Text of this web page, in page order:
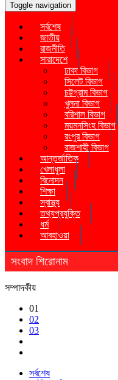
Toggle navigation
সর্বশেষ
জাতীয়
রাজনীতি
সারাদেশে
ঢাকা বিভাগ
সিলেট বিভাগ
চট্টগ্রাম বিভাগ
খুলনা বিভাগ
বরিশাল বিভাগ
ময়মনসিংহ বিভাগ
রংপুর বিভাগ
রাজশাহী বিভাগ
আন্তর্জাতিক
খেলাধুলা
বিনোদন
শিক্ষা
স্বাস্থ্য
তথ্যপ্রযুক্তি
ধর্ম
আবহাওয়া
সংবাদ শিরোনাম
সম্পাদকীয়
01
02
03
সর্বশেষ